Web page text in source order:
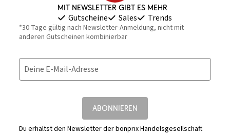
Mit Newsletter gibt es mehr
Gutscheine Sales Trends
*30 Tage gültig nach Newsletter-Anmeldung, nicht mit
anderen Gutscheinen kombinierbar
Deine E-Mail-Adresse
ABONNIEREN
Du erhältst den Newsletter der bonprix Handelsgesellschaft